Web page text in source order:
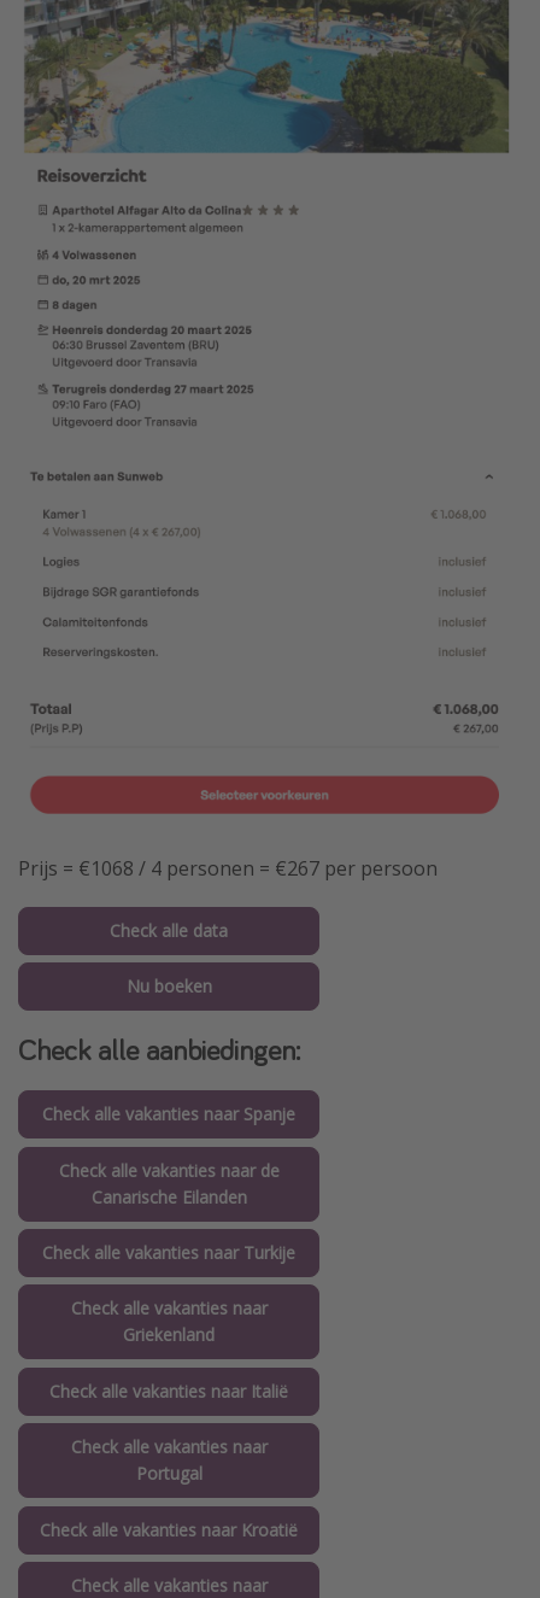
Prijs = €1068 / 4 personen = €267 per persoon
Check alle data
Nu boeken
Check alle aanbiedingen:
Check alle vakanties naar Spanje
Check alle vakanties naar de
Canarische Eilanden
Check alle vakanties naar Turkije
Check alle vakanties naar
Griekenland
Check alle vakanties naar Italië
Check alle vakanties naar
Portugal
Check alle vakanties naar Kroatië
Check alle vakanties naar